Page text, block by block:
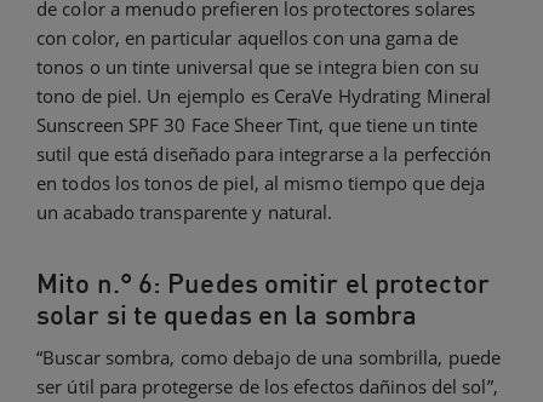
de color a menudo prefieren los protectores solares
con color, en particular aquellos con una gama de
tonos o un tinte universal que se integra bien con su
tono de piel. Un ejemplo es CeraVe Hydrating Mineral
Sunscreen SPF 30 Face Sheer Tint, que tiene un tinte
sutil que está diseñado para integrarse a la perfección
en todos los tonos de piel, al mismo tiempo que deja
un acabado transparente y natural.
Mito n.° 6: Puedes omitir el protector
solar si te quedas en la sombra
“Buscar sombra, como debajo de una sombrilla, puede
ser útil para protegerse de los efectos dañinos del sol”,